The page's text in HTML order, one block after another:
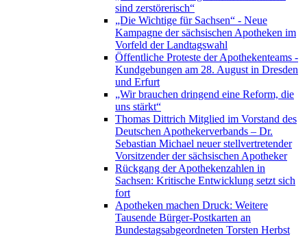
sind zerstörerisch“
„Die Wichtige für Sachsen“ - Neue
Kampagne der sächsischen Apotheken im
Vorfeld der Landtagswahl
Öffentliche Proteste der Apothekenteams -
Kundgebungen am 28. August in Dresden
und Erfurt
„Wir brauchen dringend eine Reform, die
uns stärkt“
Thomas Dittrich Mitglied im Vorstand des
Deutschen Apothekerverbands – Dr.
Sebastian Michael neuer stellvertretender
Vorsitzender der sächsischen Apotheker
Rückgang der Apothekenzahlen in
Sachsen: Kritische Entwicklung setzt sich
fort
Apotheken machen Druck: Weitere
Tausende Bürger-Postkarten an
Bundestagsabgeordneten Torsten Herbst